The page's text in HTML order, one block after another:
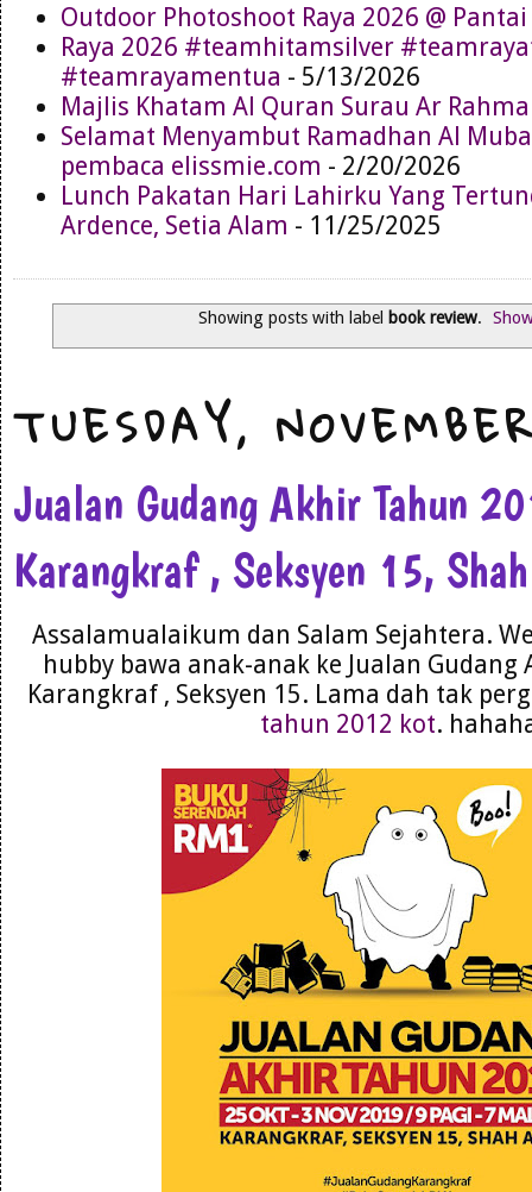
Outdoor Photoshoot Raya 2026 @ Pantai
Raya 2026 #teamhitamsilver
#teamrayamentua - 5/13/2026
Majlis Khatam Al Quran Surau Ar
Selamat Menyambut Ramadhan Al
pembaca elissmie.com - 2/20/2026
Lunch Pakatan Hari Lahirku Yang
Ardence, Setia Alam - 11/25/2025
Showing posts with label book review.
TUESDAY,
Jualan Gudang Akhir Tahun
Karangkraf , Seksyen 15,
Assalamualaikum dan Salam Sejahtera.
hubby bawa anak-anak ke Jualan Gudang
Karangkraf , Seksyen 15. Lama dah tak
tahun 2012 kot.